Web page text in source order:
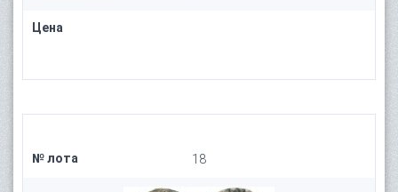
Цена
№ лота 18